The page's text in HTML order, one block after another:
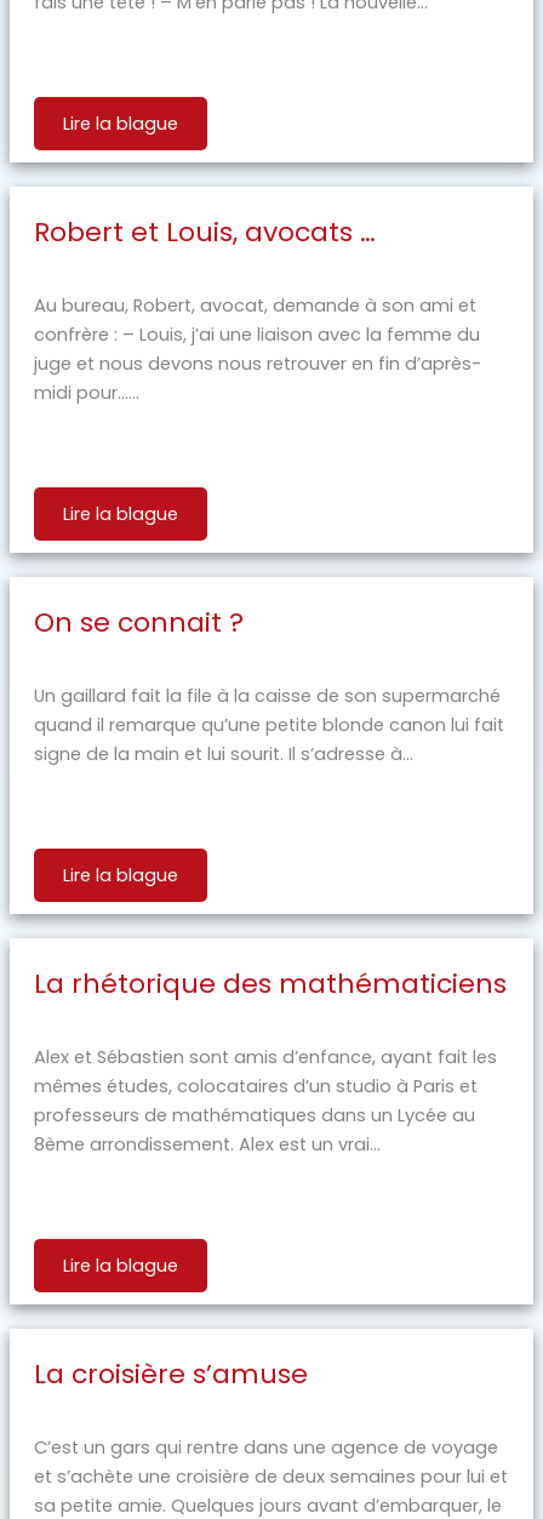
Lire la blague
Robert et Louis, avocats …
Au bureau, Robert, avocat, demande à son ami et
confrère : – Louis, j’ai une liaison avec la femme du
juge et nous devons nous retrouver en fin d’après-
midi pour…...
Lire la blague
On se connait ?
Un gaillard fait la file à la caisse de son supermarché
quand il remarque qu’une petite blonde canon lui fait
signe de la main et lui sourit. Il s’adresse à...
Lire la blague
La rhétorique des mathématiciens
Alex et Sébastien sont amis d’enfance, ayant fait les
mêmes études, colocataires d’un studio à Paris et
professeurs de mathématiques dans un Lycée au
8ème arrondissement. Alex est un vrai...
Lire la blague
La croisière s’amuse
C’est un gars qui rentre dans une agence de voyage
et s’achète une croisière de deux semaines pour lui et
sa petite amie. Quelques jours avant d’embarquer, le